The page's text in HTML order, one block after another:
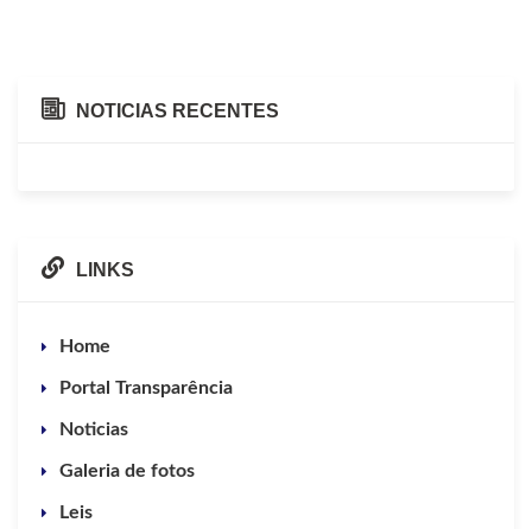
NOTICIAS RECENTES
LINKS
Home
Portal Transparência
Noticias
Galeria de fotos
Leis